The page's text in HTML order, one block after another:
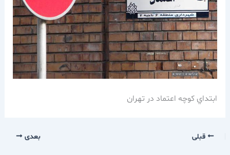
ابتداي كوچه اعتماد در تهران
قبلی بعدی